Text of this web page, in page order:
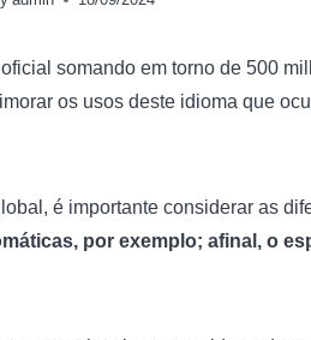
somando em torno de 500
os usos deste idioma que
é importante considerar as
por exemplo; afinal, o